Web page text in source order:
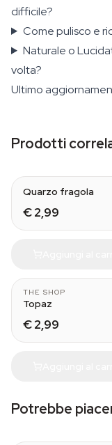
difficile?
Come pulisco e
Naturale o
volta?
Ultimo
Prodotti
Quarzo fragola
€ 2,99
THE SHOP
Topaz
€ 2,99
Potrebbe